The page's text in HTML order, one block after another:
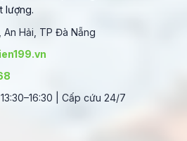
lượng.
Hải, TP Đà Nẵng
| Cấp cứu 24/7